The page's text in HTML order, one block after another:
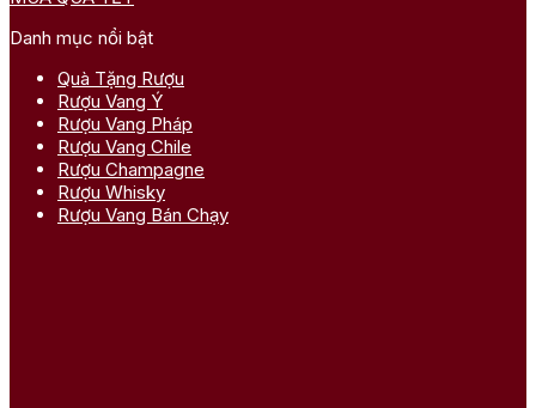
Danh mục nổi bật
Quà Tặng Rượu
Rượu Vang Ý
Rượu Vang Pháp
Rượu Vang Chile
Rượu Champagne
Rượu Whisky
Rượu Vang Bán Chạy